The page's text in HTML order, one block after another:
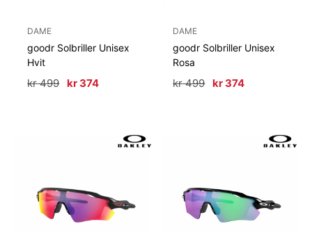
DAME
goodr Solbriller Unisex
Hvit
kr499 Opprinnelig
kr374Nåværende
DAME
goodr Solbriller Unisex
Rosa
kr499 Opprinnelig
kr374Nåværende